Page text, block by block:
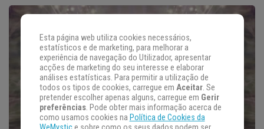
Esta página web utiliza cookies necessários,
estatísticos e de marketing, para melhorar a
experiência de navegação do Utilizador, apresentar
acções de marketing do seu interesse e elaborar
análises estatísticas. Para permitir a utilização de
todos os tipos de cookies, carregue em Aceitar. Se
pretender escolher apenas alguns, carregue em Gerir
preferências. Pode obter mais informação acerca de
como usamos cookies na Política de Cookies da